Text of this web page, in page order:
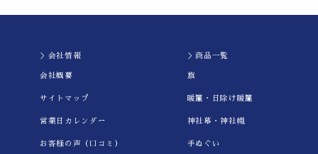
＞会社情報
会社概要
サイトマップ
営業日カレンダー
お客様の声（口コミ）
＞商品一覧
旗
暖簾・日除け暖簾
神社幕・神社幟
手ぬぐい